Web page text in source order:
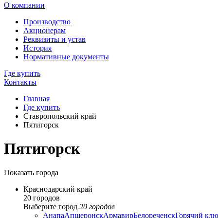
О компании
Производство
Акционерам
Реквизиты и устав
История
Нормативные документы
Где купить
Контакты
Главная
Где купить
Ставропольский край
Пятигорск
Пятигорск
Показать города
Краснодарский край
20 городов
Выберите город 20 городов
АнапаАпшеронскАрмавирБелореченскГорячий